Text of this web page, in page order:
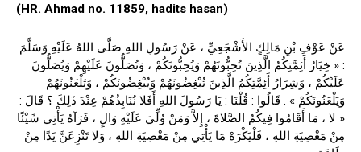
(HR. Ahmad no. 11859, hadits hasan)
عَنْ عَوْفِ بْنِ مَالِكٍ الأَشْجَعِيِّ ، عَنْ رَسُولِ اللهِ صَلَّى اللهُ عَلَيْهِ وَسَلَّمَ
: « خِيَارُ أَئِمَّتِكُمُ الَّذِينَ تُحِبُّونَهُمْ وَيُحِبُّونَكُمْ ، وَتُصَلُّونَ عَلَيْهِمْ وَيُصَلُّونَ
عَلَيْكُمْ ، وَشِرَارُ أَئِمَّتِكُمُ الَّذِينَ تُبْغِضُونَهُمْ وَيُبْغِضُونَكُمْ ، وَتَلْعَنُونَهُمْ
وَيَلْعَنُونَكُمْ » . قَالُوا : قُلْنَا : يَا رَسُولَ اللهِ أَفَلا نُنَابِذُهُمْ عِنْدَ ذَلِكَ ؟ قَالَ :
« لا ، مَا أَقَامُوا فِيكُمُ الصَّلاةَ ، إِلاَّ وَمَنْ وُلِّيَ عَلَيْهِ وَالٍ ، فَرَآهُ يَأْتِي شَيْئًا
مِنْ مَعْصِيَةِ اللهِ ، فَلْيَكْرَهْ مَا يَأْتِي مِنْ مَعْصِيَةِ اللهِ ، وَلا تَنْزِعَنَّ يَدًا مِنْ